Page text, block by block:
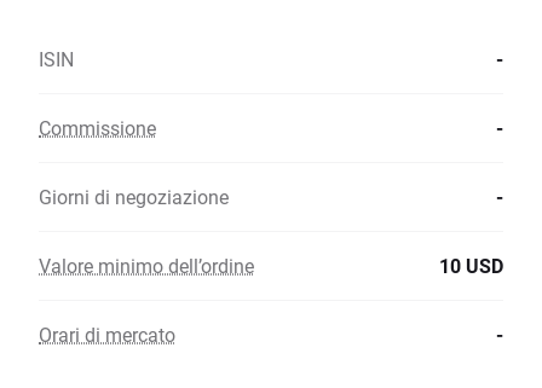
ISIN -
Commissione -
Giorni di negoziazione -
Valore minimo dell’ordine 10 USD
Orari di mercato -